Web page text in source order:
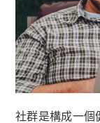
社群是構成一個